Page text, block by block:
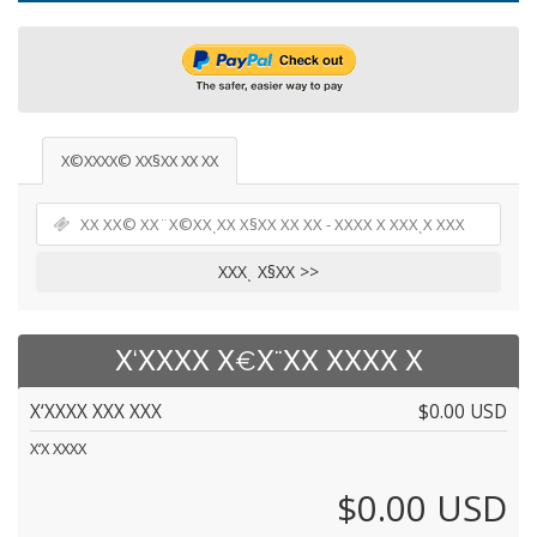
Χ©ΧΧΧΧ© ΧΧ§ΧΧ ΧΧ ΧΧ
ΧΧΧͺ Χ§ΧΧ >>
Χ‘ΧΧΧΧ Χ€Χ¨ΧΧ ΧΧΧΧ Χ
Χ‘ΧΧΧΧ ΧΧΧ ΧΧΧ $0.00 USD
Χ‘Χ ΧΧΧΧ
$0.00 USD